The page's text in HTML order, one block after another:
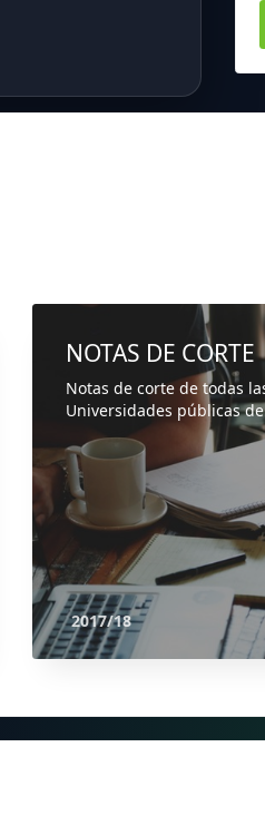
NOTAS DE CORTE
Notas de corte de todas
Universidades públicas
2017/18